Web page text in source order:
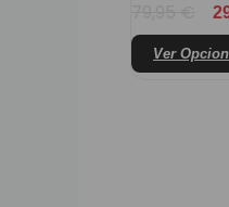
5
de 5Ver